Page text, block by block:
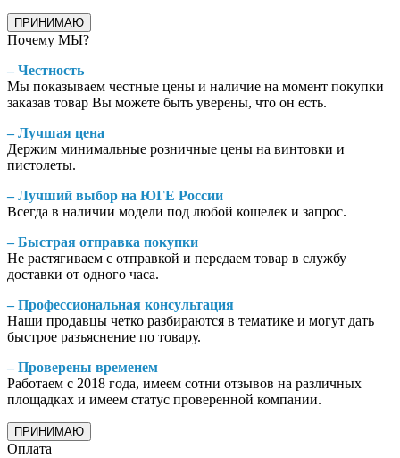
ПРИНИМАЮ
Почему МЫ?
– Честность
Мы показываем честные цены и наличие на момент покупки
заказав товар Вы можете быть уверены, что он есть.
– Лучшая цена
Держим минимальные розничные цены на винтовки и
пистолеты.
– Лучший выбор на ЮГЕ России
Всегда в наличии модели под любой кошелек и запрос.
– Быстрая отправка покупки
Не растягиваем с отправкой и передаем товар в службу
доставки от одного часа.
– Профессиональная консультация
Наши продавцы четко разбираются в тематике и могут дать
быстрое разъяснение по товару.
– Проверены временем
Работаем с 2018 года, имеем сотни отзывов на различных
площадках и имеем статус проверенной компании.
ПРИНИМАЮ
Оплата